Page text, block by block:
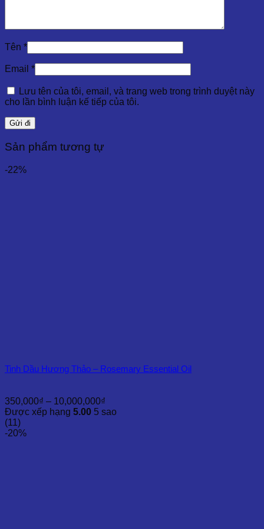
Tên *
Email *
Lưu tên của tôi, email, và trang web trong trình duyệt này
cho lần bình luận kế tiếp của tôi.
Sản phẩm tương tự
-22%
Tinh Dầu Hương Thảo – Rosemary Essential Oil
350,000₫ – 10,000,000₫
giá:
Được xếp hạng 5.00 5 sao
(11)
-20%